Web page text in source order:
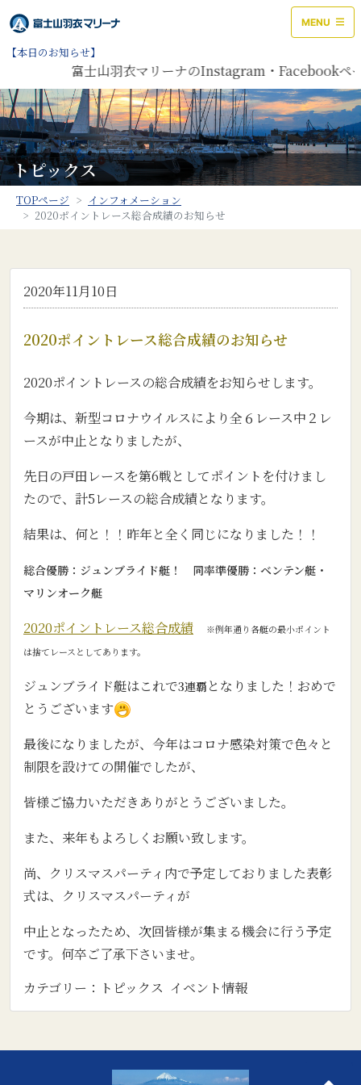
MENU
【本日のお知らせ】
富士山羽衣マリーナのInstagram・Facebookペ
トピックス
TOPページ
インフォメーション
2020ポイントレース総合成績のお知らせ
2020年11月10日
2020ポイントレース総合成績のお知らせ
2020ポイントレースの総合成績をお知らせします。
今期は、新型コロナウイルスにより全６レース中２レ
ースが中止となりましたが、
先日の戸田レースを第6戦としてポイントを付けまし
たので、計5レースの総合成績となります。
結果は、何と！！昨年と全く同じになりました！！
総合優勝：ジュンブライド艇！ 同率準優勝：ベンテン艇・
マリンオーク艇
2020ポイントレース総合成績
※例年通り各艇の最小ポイント
は捨てレースとしてあります。
ジュンブライド艇はこれで3連覇 となりました！おめで
とうございます
最後になりましたが、今年はコロナ感染対策で色々と
制限を設けての開催でしたが、
皆様ご協力いただきありがとうございました。
また、来年もよろしくお願い致します。
尚、クリスマスパーティ内で予定しておりました表彰
式は、クリスマスパーティが
中止となったため、次回皆様が集まる機会に行う予定
です。何卒ご了承下さいませ。
カテゴリー： トピックス イベント情報